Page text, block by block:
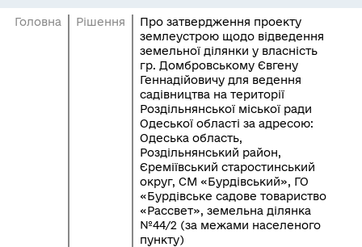
Головна Рішення
Про затвердження проекту
землеустрою щодо відведення
земельної ділянки у власність
гр. Домбровському Євгену
Геннадійовичу для ведення
садівництва на території
Роздільнянської міської ради
Одеської області за адресою:
Одеська область,
Роздільнянський район,
Єреміївський старостинський
округ, СМ «Бурдівський», ГО
«Бурдівське садове товариство
«Рассвет», земельна ділянка
№44/2 (за межами населеного
пункту)